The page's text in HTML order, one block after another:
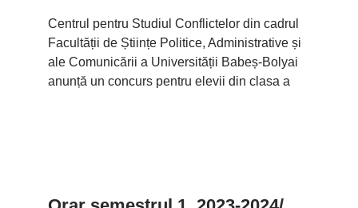
Centrul pentru Studiul Conflictelor din cadrul
Facultății de Științe Politice, Administrative și
ale Comunicării a Universității Babeș-Bolyai
anunță un concurs pentru elevii din clasa a